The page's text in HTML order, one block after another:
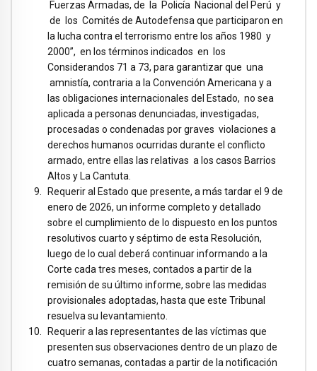
Fuerzas Armadas, de la Policía Nacional del Perú y
de los Comités de Autodefensa que participaron en
la lucha contra el terrorismo entre los años 1980 y
2000”, en los términos indicados en los
Considerandos 71 a 73, para garantizar que una
amnistía, contraria a la Convención Americana y a
las obligaciones internacionales del Estado, no sea
aplicada a personas denunciadas, investigadas,
procesadas o condenadas por graves violaciones a
derechos humanos ocurridas durante el conflicto
armado, entre ellas las relativas a los casos Barrios
Altos y La Cantuta.
Requerir al Estado que presente, a más tardar el 9 de
enero de 2026, un informe completo y detallado
sobre el cumplimiento de lo dispuesto en los puntos
resolutivos cuarto y séptimo de esta Resolución,
luego de lo cual deberá continuar informando a la
Corte cada tres meses, contados a partir de la
remisión de su último informe, sobre las medidas
provisionales adoptadas, hasta que este Tribunal
resuelva su levantamiento.
Requerir a las representantes de las víctimas que
presenten sus observaciones dentro de un plazo de
cuatro semanas, contadas a partir de la notificación